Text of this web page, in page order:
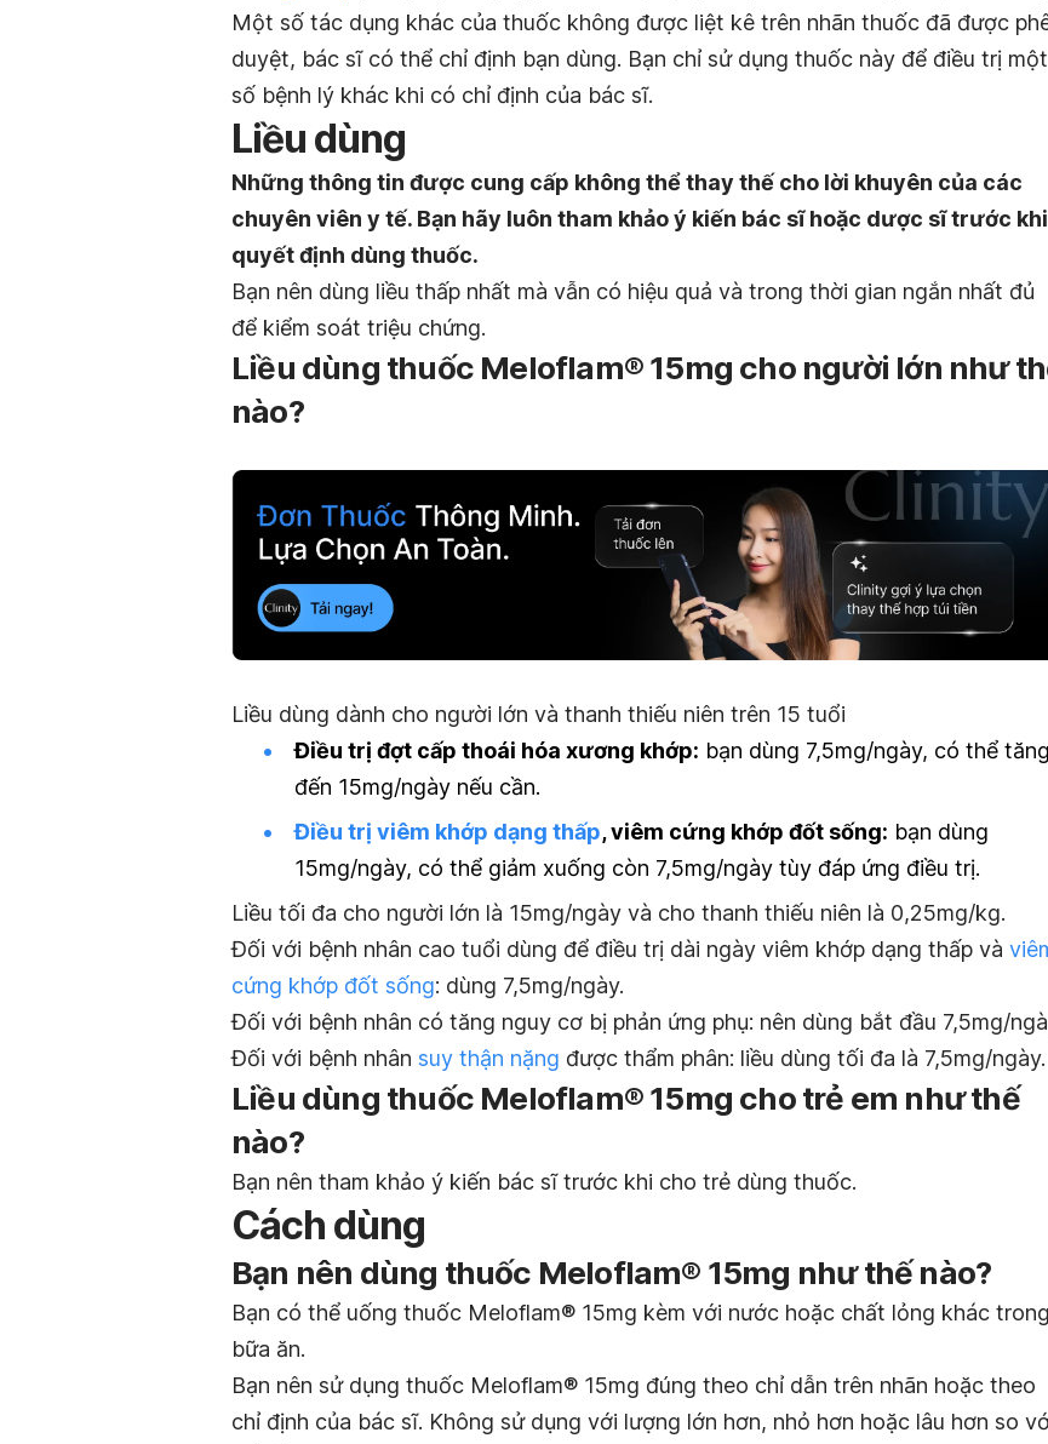
Một số tác dụng khác của thuốc không được liệt kê trên nhãn thuốc đã được
duyệt, bác sĩ có thể chỉ định bạn dùng. Bạn chỉ sử dụng thuốc này để điều trị một
số bệnh lý khác khi có chỉ định của bác sĩ.
Liều dùng
Những thông tin được cung cấp không thể thay thế cho lời khuyên của các
chuyên viên y tế. Bạn hãy luôn tham khảo ý kiến bác sĩ hoặc dược sĩ trước khi
quyết định dùng thuốc.
Bạn nên dùng liều thấp nhất mà vẫn có hiệu quả và trong thời gian ngắn nhất đủ
để kiểm soát triệu chứng.
Liều dùng thuốc Meloflam® 15mg cho người lớn như
nào?
Liều dùng dành cho người lớn và thanh thiếu niên trên 15 tuổi
Điều trị đợt cấp thoái hóa xương khớp: bạn dùng 7,5mg/ngày, có thể tăng
đến 15mg/ngày nếu cần.
Điều trị viêm khớp dạng thấp, viêm cứng khớp đốt sống: bạn dùng
15mg/ngày, có thể giảm xuống còn 7,5mg/ngày tùy đáp ứng điều trị.
Liều tối đa cho người lớn là 15mg/ngày và cho thanh thiếu niên là 0,25mg/kg.
Đối với bệnh nhân cao tuổi dùng để điều trị dài ngày viêm khớp dạng thấp và
cứng khớp đốt sống: dùng 7,5mg/ngày.
Đối với bệnh nhân có tăng nguy cơ bị phản ứng phụ: nên dùng bắt đầu 7,5mg/
Đối với bệnh nhân suy thận nặng được thẩm phân: liều dùng tối đa là 7,5mg/ngày.
Liều dùng thuốc Meloflam® 15mg cho trẻ em như thế
nào?
Bạn nên tham khảo ý kiến bác sĩ trước khi cho trẻ dùng thuốc.
Cách dùng
Bạn nên dùng thuốc Meloflam® 15mg như thế nào?
Bạn có thể uống thuốc Meloflam® 15mg kèm với nước hoặc chất lỏng khác trong
bữa ăn.
Bạn nên sử dụng thuốc Meloflam® 15mg đúng theo chỉ dẫn trên nhãn hoặc theo
chỉ định của bác sĩ. Không sử dụng với lượng lớn hơn, nhỏ hơn hoặc lâu hơn so